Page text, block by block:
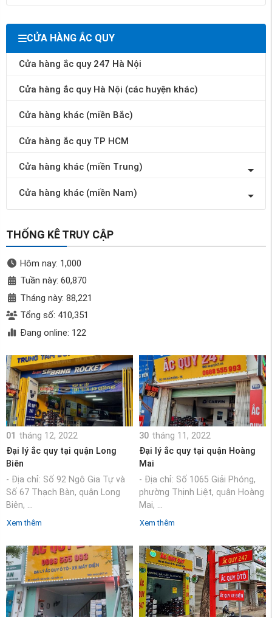
CỬA HÀNG ẮC QUY
Cửa hàng ắc quy 247 Hà Nội
Cửa hàng ắc quy Hà Nội (các huyện khác)
Cửa hàng khác (miền Bắc)
Cửa hàng ắc quy TP HCM
Cửa hàng khác (miền Trung)
Cửa hàng khác (miền Nam)
THỐNG KÊ TRUY CẬP
Hôm nay: 1,000
Tuần này: 60,870
Tháng này: 88,221
Tổng số: 410,351
Đang online: 122
01 tháng 12, 2022
Đại lý ắc quy tại quận Long
Biên
- Địa chỉ: Số 92 Ngô Gia Tự và
Số 67 Thạch Bàn, quận Long
Biên, ...
Xem thêm
30 tháng 11, 2022
Đại lý ắc quy tại quận Hoàng
Mai
- Địa chỉ: Số 1065 Giải Phóng,
phường Thịnh Liệt, quận Hoàng
Mai, ...
Xem thêm